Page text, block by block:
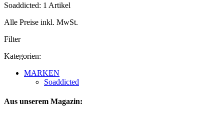
Soaddicted: 1 Artikel
Alle Preise inkl. MwSt.
Filter
Kategorien:
MARKEN
Soaddicted
Aus unserem Magazin: